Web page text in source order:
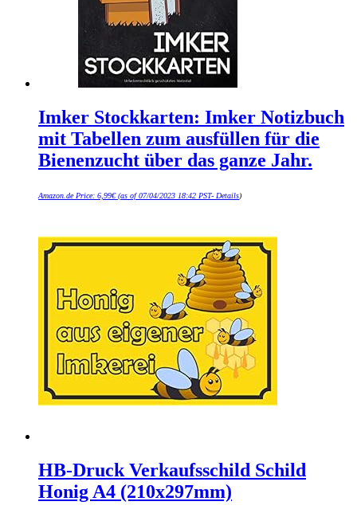
Imker Stockkarten: Imker Notizbuch
mit Tabellen zum ausfüllen für die
Bienenzucht über das ganze Jahr.
Amazon.de Price: 6,99€(as of 07/04/2023 18:42 PST- Details)
HB-Druck Verkaufsschild Schild
Honig A4 (210x297mm)